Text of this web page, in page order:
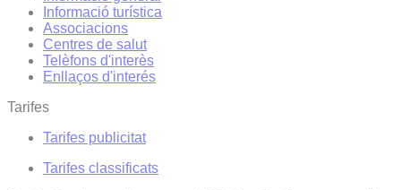
Informació turística
Associacions
Centres de salut
Telèfons d'interès
Enllaços d'interés
Tarifes
Tarifes publicitat
Tarifes classificats